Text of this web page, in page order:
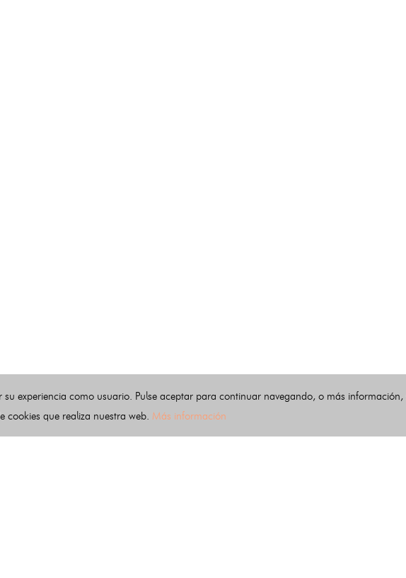
experiencia como usuario. Pulse aceptar para continuar navegando, o más
cookies que realiza nuestra web. Más información